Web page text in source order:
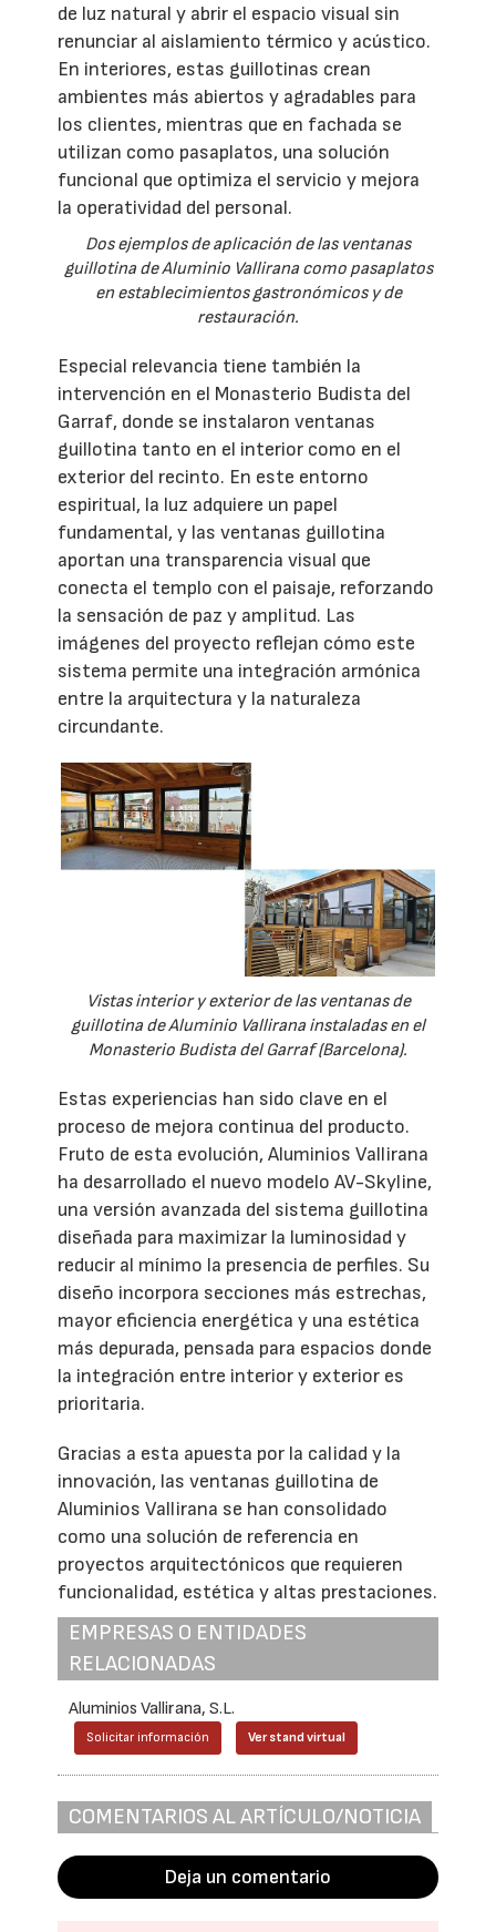
de luz natural y abrir el espacio visual sin
renunciar al aislamiento térmico y acústico.
En interiores, estas guillotinas crean
ambientes más abiertos y agradables para
los clientes, mientras que en fachada se
utilizan como pasaplatos, una solución
funcional que optimiza el servicio y mejora
la operatividad del personal.
Dos ejemplos de aplicación de las ventanas
guillotina de Aluminio Vallirana como pasaplatos
en establecimientos gastronómicos y de
restauración.
Especial relevancia tiene también la
intervención en el Monasterio Budista del
Garraf, donde se instalaron ventanas
guillotina tanto en el interior como en el
exterior del recinto. En este entorno
espiritual, la luz adquiere un papel
fundamental, y las ventanas guillotina
aportan una transparencia visual que
conecta el templo con el paisaje, reforzando
la sensación de paz y amplitud. Las
imágenes del proyecto reflejan cómo este
sistema permite una integración armónica
entre la arquitectura y la naturaleza
circundante.
Vistas interior y exterior de las ventanas de
guillotina de Aluminio Vallirana instaladas en el
Monasterio Budista del Garraf (Barcelona).
Estas experiencias han sido clave en el
proceso de mejora continua del producto.
Fruto de esta evolución, Aluminios Vallirana
ha desarrollado el nuevo modelo AV-Skyline,
una versión avanzada del sistema guillotina
diseñada para maximizar la luminosidad y
reducir al mínimo la presencia de perfiles. Su
diseño incorpora secciones más estrechas,
mayor eficiencia energética y una estética
más depurada, pensada para espacios donde
la integración entre interior y exterior es
prioritaria.
Gracias a esta apuesta por la calidad y la
innovación, las ventanas guillotina de
Aluminios Vallirana se han consolidado
como una solución de referencia en
proyectos arquitectónicos que requieren
funcionalidad, estética y altas prestaciones.
EMPRESAS O ENTIDADES
RELACIONADAS
Aluminios Vallirana, S.L.
Solicitar información Ver stand virtual
COMENTARIOS AL ARTÍCULO/NOTICIA
Deja un comentario